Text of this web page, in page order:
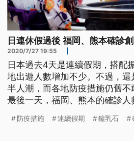
日連休假過後 福岡、熊本確診
2020/7/27 19:55
日本過去4天是連續假期，搭配
地出遊人數增加不少。不過，
半人潮，而各地防疫措施仍舊
最後一天，福岡、熊本的確診人
手，入口處還有工作人員協助量
防疫措施 連續假期 鐘乳石